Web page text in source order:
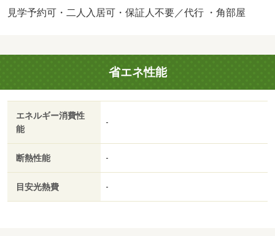
見学予約可・二人入居可・保証人不要／代行 ・角部屋
省エネ性能
エネルギー消費性
能
-
断熱性能 -
目安光熱費 -